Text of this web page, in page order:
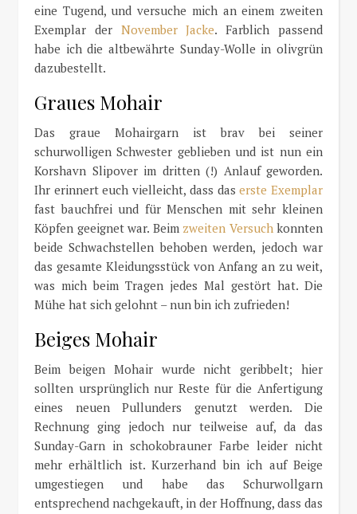
eine Tugend, und versuche mich an einem zweiten
Exemplar der November Jacke. Farblich passend
habe ich die altbewährte Sunday-Wolle in olivgrün
dazubestellt.
Graues Mohair
Das graue Mohairgarn ist brav bei seiner
schurwolligen Schwester geblieben und ist nun ein
Korshavn Slipover im dritten (!) Anlauf geworden.
Ihr erinnert euch vielleicht, dass daserste Exemplar
fast bauchfrei und für Menschen mit sehr kleinen
Köpfen geeignet war. Beim zweiten Versuchkonnten
beide Schwachstellen behoben werden, jedoch war
das gesamte Kleidungsstück von Anfang an zu weit,
was mich beim Tragen jedes Mal gestört hat. Die
Mühe hat sich gelohnt – nun bin ich zufrieden!
Beiges Mohair
Beim beigen Mohair wurde nicht geribbelt; hier
sollten ursprünglich nur Reste für die Anfertigung
eines neuen Pullunders genutzt werden. Die
Rechnung ging jedoch nur teilweise auf, da das
Sunday-Garn in schokobrauner Farbe leider nicht
mehr erhältlich ist. Kurzerhand bin ich auf Beige
umgestiegen und habe das Schurwollgarn
entsprechend nachgekauft, in der Hoffnung, dass das